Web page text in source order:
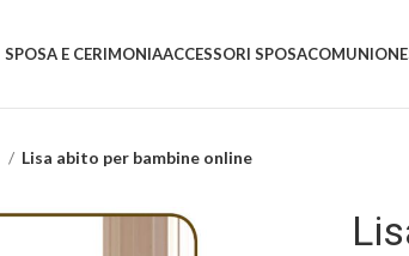
SPOSA E CERIMONIAACCESSORI SPOSACOMUNIONE
Lisa abito per bambine online